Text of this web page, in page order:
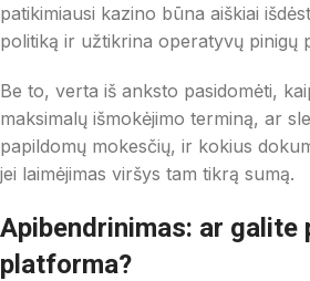
patikimiausi kazino būna aiškiai
politiką ir užtikrina operatyvų pinigų
Be to, verta iš anksto pasidomėti,
maksimalų išmokėjimo terminą, ar
papildomų mokesčių, ir kokius
jei laimėjimas viršys tam tikrą sumą.
Apibendrinimas: ar galite
platforma?